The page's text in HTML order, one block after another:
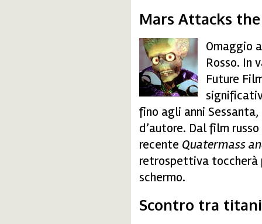
Mars Attacks the
mars_attack.jpg
Omaggio
Rosso. In
Future
fino agli anni
d’autore. Dal film
recente Quatermass
retrospettiva toccherà
schermo.
Scontro tra titani